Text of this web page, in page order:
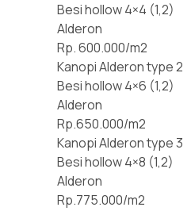
Besi hollow 4×4 (1,2)
Alderon
Rp. 600.000/m2
Kanopi Alderon type 2
Besi hollow 4×6 (1,2)
Alderon
Rp.650.000/m2
Kanopi Alderon type 3
Besi hollow 4×8 (1,2)
Alderon
Rp.775.000/m2